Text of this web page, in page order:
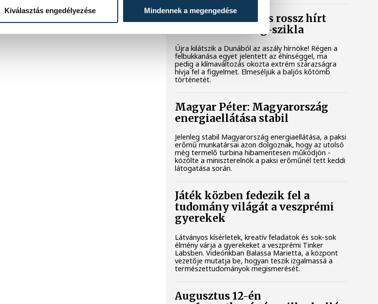
Kiválasztás engedélyezése Mindennek a megengedése
A múltban és ma is rossz hírt
hoz a dunai Ínség-szikla
Újra kilátszik a Dunából az aszály hírnöke! Régen a
felbukkanása egyet jelentett az éhínséggel, ma
pedig a klímaváltozás okozta extrém szárazságra
hívja fel a figyelmet. Elmeséljük a baljós kőtömb
történetét.
Magyar Péter: Magyarország
energiaellátása stabil
Jelenleg stabil Magyarország energiaellátása, a paksi
erőmű munkatársai azon dolgoznak, hogy az utolsó
még termelő turbina hibamentesen működjön -
közölte a miniszterelnök a paksi erőműnél tett keddi
látogatása során.
Játék közben fedezik fel a
tudomány világát a veszprémi
gyerekek
Látványos kísérletek, kreatív feladatok és sok-sok
élmény várja a gyerekeket a veszprémi Tinker
Labsben. Videónkban Balassa Marietta, a központ
vezetője mutatja be, hogyan teszik izgalmassá a
természettudományok megismerését.
Augusztus 12-én